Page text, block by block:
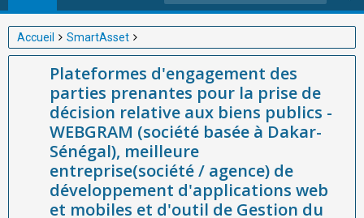
Accueil
SmartAsset
Plateformes d'engagement des parties prenantes pour la prise
de décision relative aux biens publics - WEBGRAM (société
basée à Dakar-Sénégal), meilleure entreprise(société / agence)
de développement d'applications web et mobiles et d'outil de
Gestion du patrimoine et équipements publics en Afrique, vous
Plateformes d'engagement des
parties prenantes pour la prise de
décision relative aux biens publics -
WEBGRAM (société basée à Dakar-
Sénégal), meilleure
entreprise(société / agence) de
développement d'applications web
et mobiles et d'outil de Gestion du